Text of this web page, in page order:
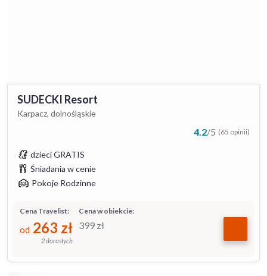
SUDECKI Resort
Karpacz, dolnośląskie
4.2/5 (65 opinii)
dzieci GRATIS
Śniadania w cenie
Pokoje Rodzinne
Cena w obiekcie:
399 zł
Cena Travelist:
od 263 zł
2 dorosłych